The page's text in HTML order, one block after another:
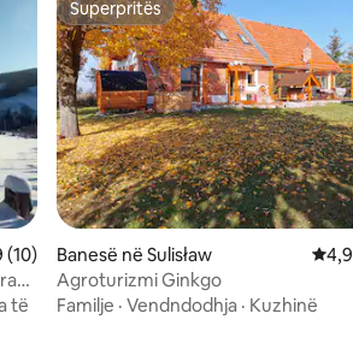
mesatar 4,9 nga 5, 10 vlerësime
(10)
të
Superpritës
Superpritës
Banesë në Sulisław
Agroturizmi Ginkgo
Familje · Vendndodhja · Kuzhinë